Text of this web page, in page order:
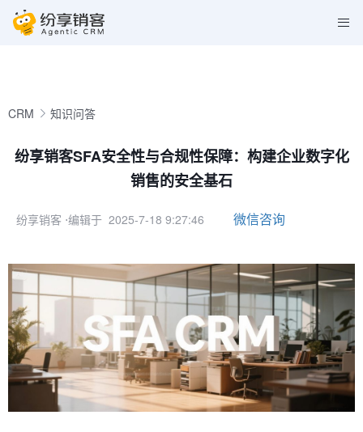
CRM 知识问答
纷享销客SFA安全性与合规性保障：构建企业数字化
销售的安全基石
纷享销客 ⋅编辑于 2025-7-18 9:27:46 微信咨询